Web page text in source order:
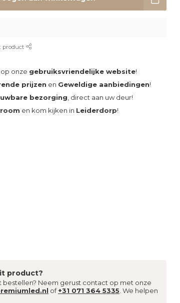
product
op onze gebruiksvriendelijke website!
prijzen en Geweldige aanbiedingen!
bezorging , direct aan uw deur!
en kom kijken in Leiderdorp!
product?
bestellen? Neem gerust contact op met onze
of+31 071 364 5335 . We helpen